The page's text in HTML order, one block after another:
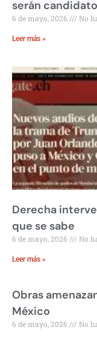
serán
6 de mayo, 2026 No
Leer más »
Derecha
que se sabe
6 de mayo, 2026 No
Leer más »
Obras
México
6 de mayo, 2026 No